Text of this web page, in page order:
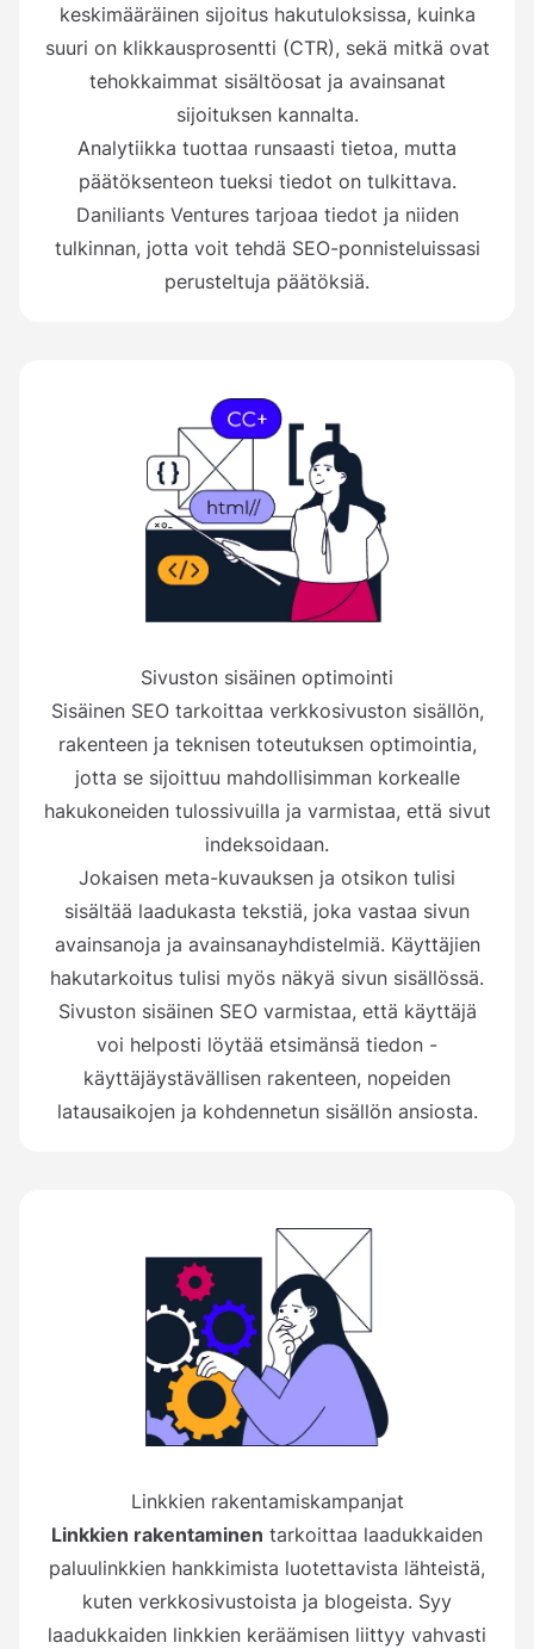
keskimääräinen sijoitus hakutuloksissa, kuinka
suuri on klikkausprosentti (CTR), sekä mitkä ovat
tehokkaimmat sisältöosat ja avainsanat
sijoituksen kannalta.
Analytiikka tuottaa runsaasti tietoa, mutta
päätöksenteon tueksi tiedot on tulkittava.
Daniliants Ventures tarjoaa tiedot ja niiden
tulkinnan, jotta voit tehdä SEO-ponnisteluissasi
perusteltuja päätöksiä.
Sivuston sisäinen optimointi
Sisäinen SEO tarkoittaa verkkosivuston sisällön,
rakenteen ja teknisen toteutuksen optimointia,
jotta se sijoittuu mahdollisimman korkealle
hakukoneiden tulossivuilla ja varmistaa, että sivut
indeksoidaan.
Jokaisen meta-kuvauksen ja otsikon tulisi
sisältää laadukasta tekstiä, joka vastaa sivun
avainsanoja ja avainsanayhdistelmiä. Käyttäjien
hakutarkoitus tulisi myös näkyä sivun sisällössä.
Sivuston sisäinen SEO varmistaa, että käyttäjä
voi helposti löytää etsimänsä tiedon -
käyttäjäystävällisen rakenteen, nopeiden
latausaikojen ja kohdennetun sisällön ansiosta.
Linkkien rakentamiskampanjat
Linkkien rakentaminen tarkoittaa laadukkaiden
paluulinkkien hankkimista luotettavista lähteistä,
kuten verkkosivustoista ja blogeista. Syy
laadukkaiden linkkien keräämisen liittyy vahvasti